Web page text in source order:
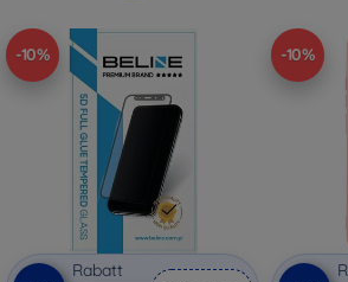
-10%
Rabatt
-10%